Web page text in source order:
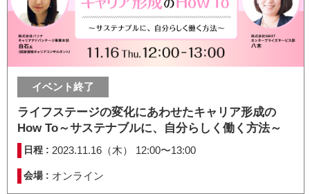
イベント終了
ライフステージの変化にあわせたキャリア形成の
How To～サステナブルに、自分らしく働く方法～
日程 : 2023.11.16（木） 12:00〜13:00
会場 : オンライン